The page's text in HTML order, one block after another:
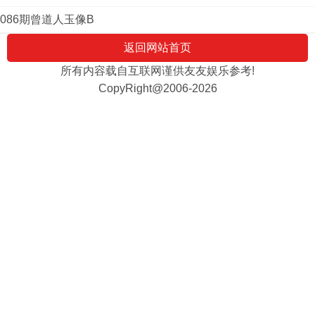
086期曾道人玉像B
返回网站首页
所有内容载自互联网谨供友友娱乐参考!
CopyRight@2006-2026